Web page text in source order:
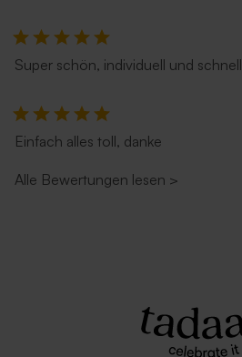
Super schön, individuell und schnell
Einfach alles toll, danke
Alle Bewertungen lesen >